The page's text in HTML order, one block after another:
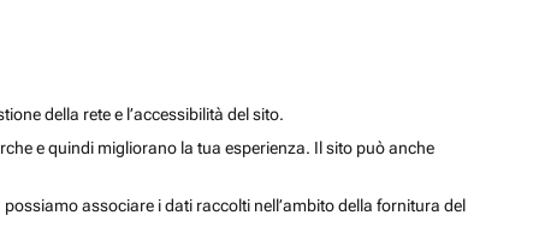
della rete e l’accessibilità del sito.
e quindi migliorano la tua esperienza. Il sito può anche
associare i dati raccolti nell’ambito della fornitura del